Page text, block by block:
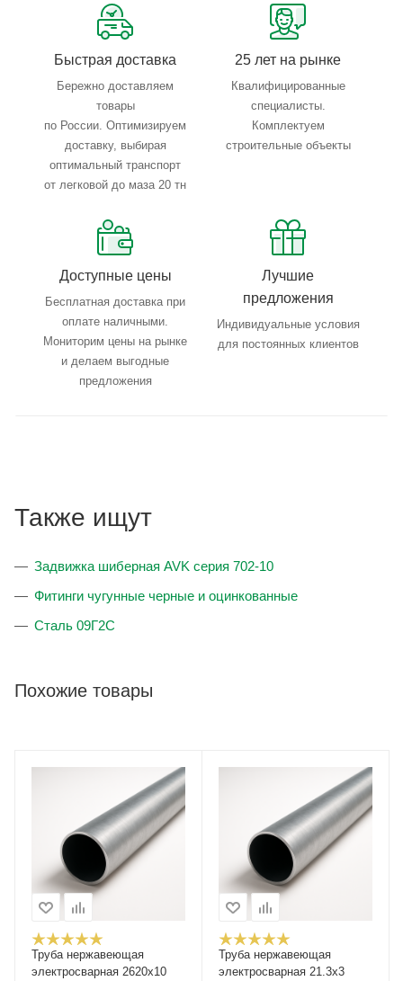
Быстрая доставка
Бережно доставляем
товары
по России. Оптимизируем
доставку, выбирая
оптимальный транспорт
от легковой до маза 20 тн
25 лет на рынке
Квалифицированные
специалисты.
Комплектуем
строительные объекты
Доступные цены
Бесплатная доставка при
оплате наличными.
Мониторим цены на рынке
и делаем выгодные
предложения
Лучшие
предложения
Индивидуальные условия
для постоянных клиентов
Также ищут
Задвижка шиберная AVK серия 702-10
Фитинги чугунные черные и оцинкованные
Сталь 09Г2С
Похожие товары
Труба нержавеющая
электросварная 2620х10
Труба нержавеющая
электросварная 21.3x3